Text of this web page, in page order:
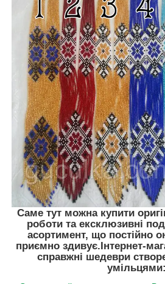
Саме тут можна купити
роботи та ексклюзивні
асортимент, що постійно
приємно здивує. Інтернет-
справжні шедеври
умільцями: